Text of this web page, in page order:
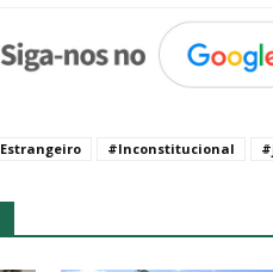
#Inconstitucional